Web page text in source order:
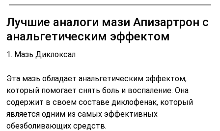
Лучшие аналоги мази Апизартрон с
анальгетическим эффектом
1. Мазь Диклоксал
Эта мазь обладает анальгетическим эффектом,
который помогает снять боль и воспаление. Она
содержит в своем составе диклофенак, который
является одним из самых эффективных
обезболивающих средств.